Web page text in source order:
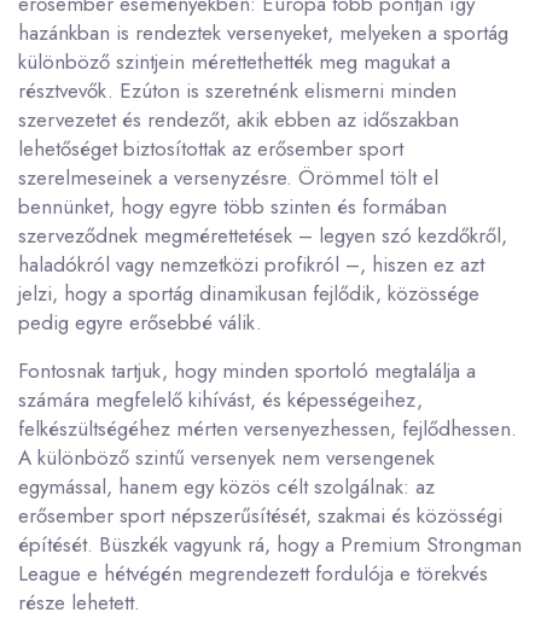
hazánkban is rendeztek versenyeket, melyeken a sportág
különböző szintjein mérettethették meg magukat a
résztvevők. Ezúton is szeretnénk elismerni minden
szervezetet és rendezőt, akik ebben az időszakban
lehetőséget biztosítottak az erősember sport
szerelmeseinek a versenyzésre. Örömmel tölt el
bennünket, hogy egyre több szinten és formában
szerveződnek megmérettetések – legyen szó kezdőkről,
haladókról vagy nemzetközi profikról –, hiszen ez azt
jelzi, hogy a sportág dinamikusan fejlődik, közössége
pedig egyre erősebbé válik.
Fontosnak tartjuk, hogy minden sportoló megtalálja a
számára megfelelő kihívást, és képességeihez,
felkészültségéhez mérten versenyezhessen, fejlődhessen.
A különböző szintű versenyek nem versengenek
egymással, hanem egy közös célt szolgálnak: az
erősember sport népszerűsítését, szakmai és közösségi
építését. Büszkék vagyunk rá, hogy a Premium Strongman
League e hétvégén megrendezett fordulója e törekvés
része lehetett.